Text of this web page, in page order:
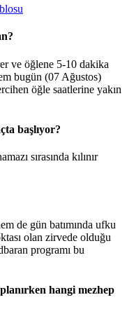
ve öğlene 5-10 dakika
bugün (07 Ağustos)
öğle saatlerine yakın
başlıyor?
sırasında kılınır
de gün batımında ufku
olan zirvede olduğu
programı bu
hangi mezhep